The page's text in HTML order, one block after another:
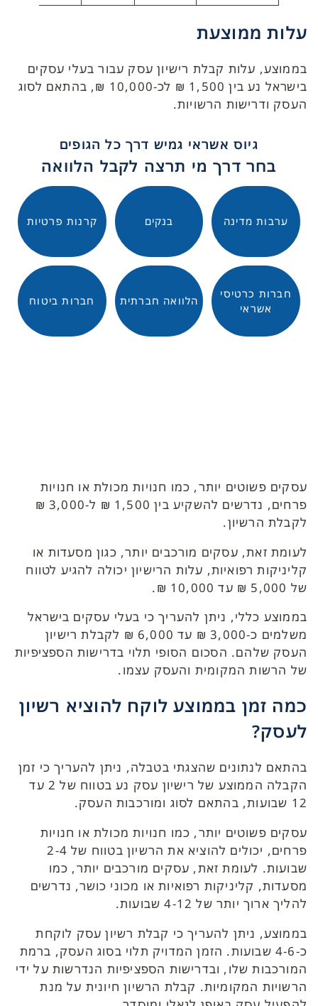
עלות ממוצעת
בממוצע, עלות קבלת רישיון עסק עבור בעלי עסקים
בישראל נע בין 1,500 ₪ לכ-10,000 ₪, בהתאם לסוג
העסק ודרישות הרשויות.
גיוס אשראי גמיש דרך כל הגופים
בחר דרך מי תרצה לקבל הלוואה
ערבות מדינה בנקים קרנות פרטיות
חברות כרטיסי
אשראי
הלוואה חברתית חברות ביטוח
עסקים פשוטים יותר, כמו חנויות מכולת או חנויות
פרחים, נדרשים להשקיע בין 1,500 ₪ ל-3,000 ₪
לקבלת הרשיון.
לעומת זאת, עסקים מורכבים יותר, כגון מסעדות או
קליניקות רפואיות, עלות הרישיון יכולה להגיע לטווח
של 5,000 ₪ עד 10,000 ₪.
בממוצע כללי, ניתן להעריך כי בעלי עסקים בישראל
משלמים כ-3,000 ₪ עד 6,000 ₪ לקבלת רישיון
העסק שלהם. הסכום הסופי תלוי בדרישות הספציפיות
של הרשות המקומית והעסק עצמו.
כמה זמן בממוצע לוקח להוציא רשיון
לעסק?
בהתאם לנתונים שהצגתי בטבלה, ניתן להעריך כי זמן
הקבלה הממוצע של רישיון עסק נע בטווח של 2 עד
12 שבועות, בהתאם לסוג ומורכבות העסק.
עסקים פשוטים יותר, כמו חנויות מכולת או חנויות
פרחים, יכולים להוציא את הרשיון בטווח של 2-4
שבועות. לעומת זאת, עסקים מורכבים יותר, כמו
מסעדות, קליניקות רפואיות או מכוני כושר, נדרשים
להליך ארוך יותר של 4-12 שבועות.
בממוצע, ניתן להעריך כי קבלת רשיון עסק לוקחת
כ-4-6 שבועות. הזמן המדויק תלוי בסוג העסק, ברמת
המורכבות שלו, ובדרישות הספציפיות הנדרשות על ידי
הרשויות המקומיות. קבלת הרשיון חיונית על מנת